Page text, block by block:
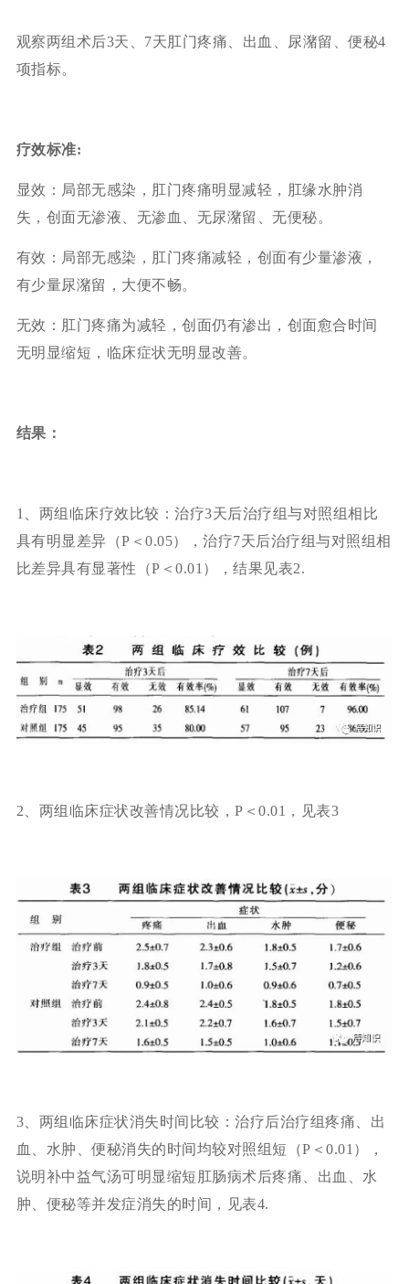
观察两组术后3天、7天肛门疼痛、出血、尿潴留、便秘4
项指标。
疗效标准:
显效：局部无感染，肛门疼痛明显减轻，肛缘水肿消
失，创面无渗液、无渗血、无尿潴留、无便秘。
有效：局部无感染，肛门疼痛减轻，创面有少量渗液，
有少量尿潴留，大便不畅。
无效：肛门疼痛为减轻，创面仍有渗出，创面愈合时间
无明显缩短，临床症状无明显改善。
结果：
1、两组临床疗效比较：治疗3天后治疗组与对照组相比
具有明显差异（P＜0.05），治疗7天后治疗组与对照组相
比差异具有显著性（P＜0.01），结果见表2.
2、两组临床症状改善情况比较，P＜0.01，见表3
3、两组临床症状消失时间比较：治疗后治疗组疼痛、出
血、水肿、便秘消失的时间均较对照组短（P＜0.01），
说明补中益气汤可明显缩短肛肠病术后疼痛、出血、水
肿、便秘等并发症消失的时间，见表4.